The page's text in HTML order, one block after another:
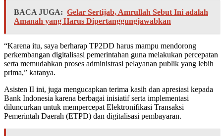
BACA JUGA: Gelar Sertijab, Amrullah Sebut Ini adalah
Amanah yang Harus Dipertanggungjawabkan
“Karena itu, saya berharap TP2DD harus mampu mendorong
perkembangan digitalisasi pemerintahan guna melakukan percepatan
serta memudahkan proses administrasi pelayanan publik yang lebih
prima,” katanya.
Asisten II ini, juga mengucapkan terima kasih dan apresiasi kepada
Bank Indonesia karena berbagai inisiatif serta implementasi
diluncurkan untuk mempercepat Elektronifikasi Transaksi
Pemerintah Daerah (ETPD) dan digitalisasi pembayaran.